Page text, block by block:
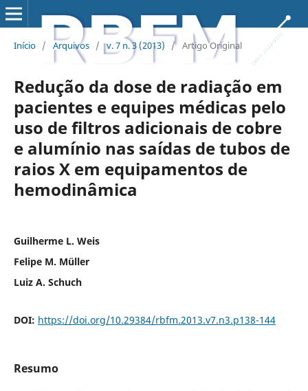
Início / Arquivos / v. 7 n. 3 (2013) / Artigo Original
Redução da dose de radiação em
pacientes e equipes médicas pelo
uso de filtros adicionais de cobre
e alumínio nas saídas de tubos de
raios X em equipamentos de
hemodinâmica
Guilherme L. Weis
Felipe M. Müller
Luiz A. Schuch
DOI: https://doi.org/10.29384/rbfm.2013.v7.n3.p138-144
Resumo